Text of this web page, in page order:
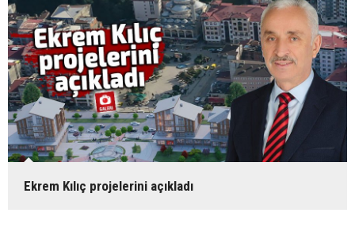
Ekrem Kılıç projelerini açıkladı